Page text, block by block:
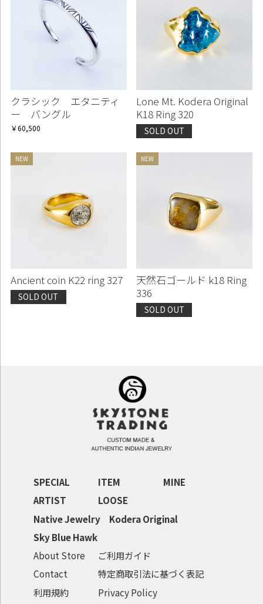
クラシック エタニティ
ー バングル
￥60,500
Lone Mt. Kodera Original
K18 Ring 320
SOLD OUT
Ancient coin K22 ring 327
SOLD OUT
天然石ゴールド k18 Ring
336
SOLD OUT
SPECIAL ITEM
MINE
ARTIST
LOOSE
Native Jewelry
Kodera Original
Sky Blue Hawk
About Store
ご利用ガイド
Contact
特定商取引法に基づく表記
利用規約
Privacy Policy